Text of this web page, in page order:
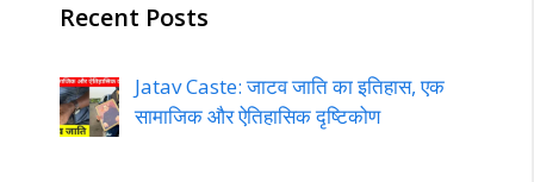
Recent Posts
Jatav Caste: जाटव जाति का इतिहास, एक
सामाजिक और ऐतिहासिक दृष्टिकोण